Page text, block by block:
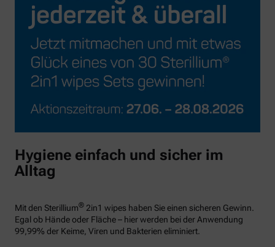
Hygiene einfach und sicher im
Alltag
Mit den Sterillium® 2in1 wipes haben Sie einen sicheren Gewinn.
Egal ob Hände oder Fläche – hier werden bei der Anwendung
99,99% der Keime, Viren und Bakterien eliminiert.